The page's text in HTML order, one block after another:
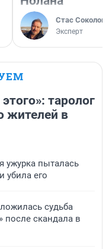
Стас Соколов
Эксперт
таролог
жителей в
ужурка пыталась
убила его
судьба
после скандала в